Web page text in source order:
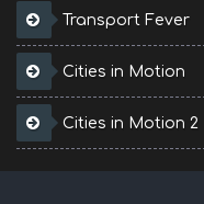
Transport Fever
Cities in Motion
Cities in Motion 2